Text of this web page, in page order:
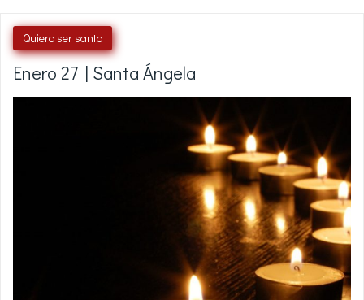
Quiero ser santo
Enero 27 | Santa Ángela